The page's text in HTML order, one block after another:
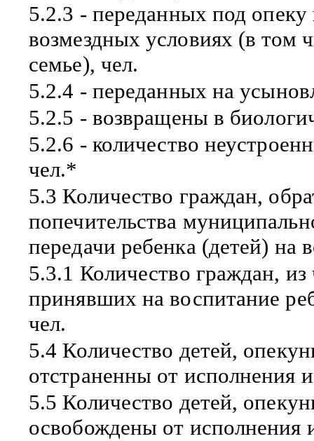
5.2.3 - переданных под опеку
возмездных условиях (в том
семье), чел.
5.2.4 - переданных на
5.2.5 - возвращены в
5.2.6 - количество
чел.*
5.3 Количество граждан,
попечительства
передачи ребенка (детей) на
5.3.1 Количество граждан,
принявших на воспитание
чел.
5.4 Количество детей,
отстраненны от исполнения
5.5 Количество детей,
освобождены от исполнения